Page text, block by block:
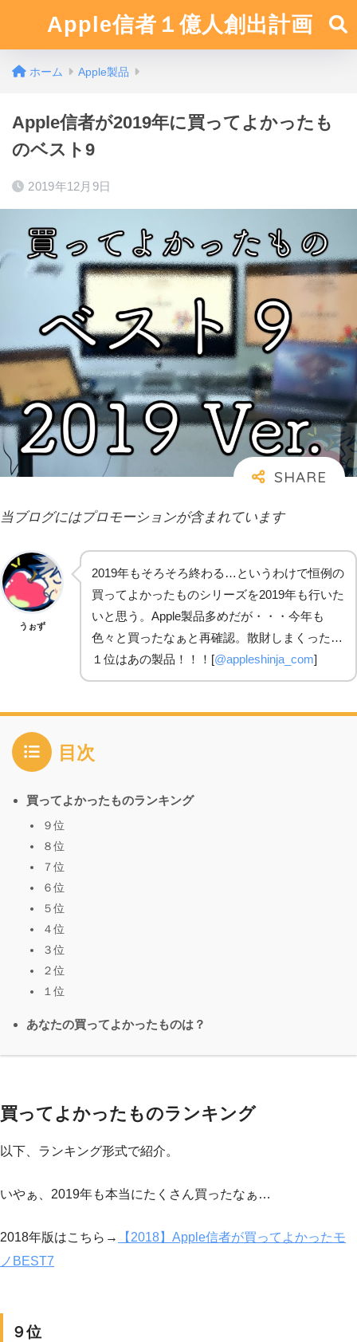
Apple信者１億人創出計画
ホーム Apple製品
Apple信者が2019年に買ってよかったも
のベスト9
2019年12月9日
当ブログにはプロモーションが含まれています
うぉず
2019年もそろそろ終わる…というわけで恒例の
買ってよかったものシリーズを2019年も行いた
いと思う。Apple製品多めだが・・・今年も
色々と買ったなぁと再確認。散財しまくった…
１位はあの製品！！！[@appleshinja_com]
目次
買ってよかったものランキング
９位
８位
７位
６位
５位
４位
３位
２位
１位
あなたの買ってよかったものは？
買ってよかったものランキング
以下、ランキング形式で紹介。
いやぁ、2019年も本当にたくさん買ったなぁ…
2018年版はこちら→
【2018】Apple信者が買ってよかったモ
ノBEST7
９位